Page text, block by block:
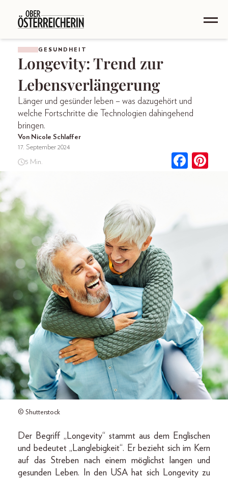
GESUNDHEIT
Longevity: Trend zur
Lebensverlängerung
Länger und gesünder leben – was dazugehört und
welche Fortschritte die Technologien dahingehend
bringen.
Von Nicole Schlaffer
17. September 2024
5 Min.
© Shutterstock
Der Begriff „Longevity“ stammt aus dem Englischen
und bedeutet „Langlebigkeit“. Er bezieht sich im Kern
auf das Streben nach einem möglichst langen und
gesunden Leben. In den USA hat sich Longevity zu